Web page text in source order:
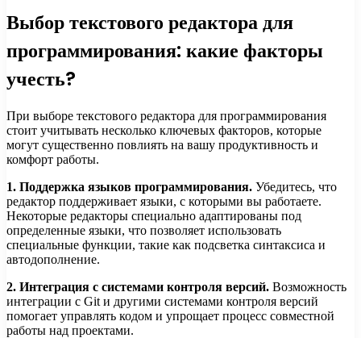
Выбор текстового редактора для
программирования: какие факторы
учесть?
При выборе текстового редактора для программирования
стоит учитывать несколько ключевых факторов, которые
могут существенно повлиять на вашу продуктивность и
комфорт работы.
1. Поддержка языков программирования. Убедитесь, что
редактор поддерживает языки, с которыми вы работаете.
Некоторые редакторы специально адаптированы под
определенные языки, что позволяет использовать
специальные функции, такие как подсветка синтаксиса и
автодополнение.
2. Интеграция с системами контроля версий. Возможность
интеграции с Git и другими системами контроля версий
помогает управлять кодом и упрощает процесс совместной
работы над проектами.